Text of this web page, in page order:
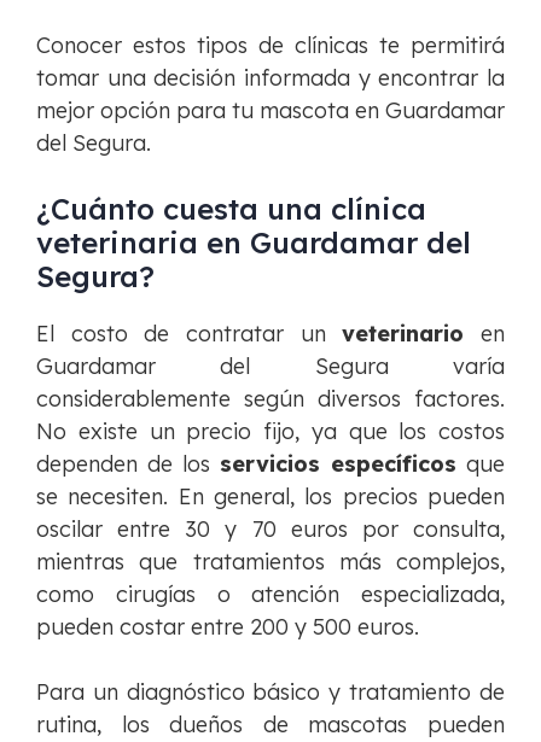
Conocer estos tipos de clínicas te permitirá
tomar una decisión informada y encontrar la
mejor opción para tu mascota en Guardamar
del Segura.
¿Cuánto cuesta una clínica
veterinaria en Guardamar del
Segura?
El costo de contratar unveterinario en
Guardamar del Segura varía
considerablemente según diversos factores.
No existe un precio fijo, ya que los costos
dependen de los servicios específicos que
se necesiten. En general, los precios pueden
oscilar entre 30 y 70 euros por consulta,
mientras que tratamientos más complejos,
como cirugías o atención especializada,
pueden costar entre 200 y 500 euros.
Para un diagnóstico básico y tratamiento de
rutina, los dueños de mascotas pueden